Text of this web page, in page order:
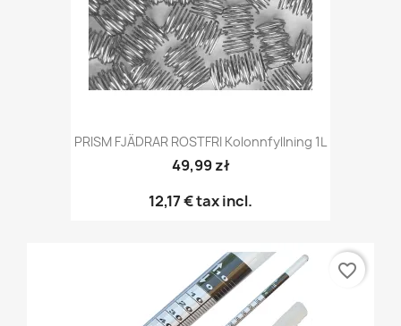
PRISM FJÄDRAR ROSTFRI Kolonnfyllning 1L
49,99 zł
12,17 €tax incl.
favorite_border